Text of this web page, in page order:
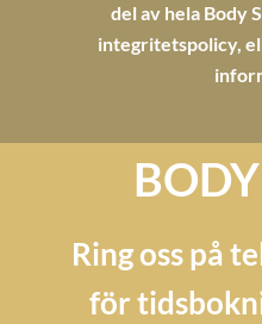
del av hela Body
integritetspolicy,
Ring oss på
för